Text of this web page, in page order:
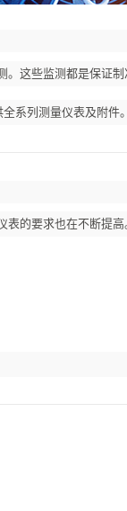
这些监测都是保证制
系列测量仪表及附件。
的要求也在不断提